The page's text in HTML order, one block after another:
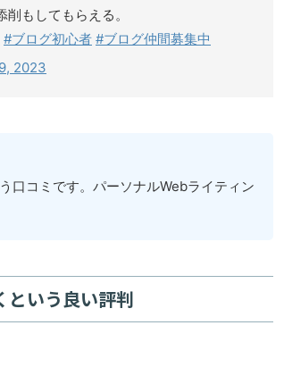
もしてもらえる。
#ブログ初心者 #ブログ仲間募集中
2023
口コミです。パーソナルWebライティン
という良い評判